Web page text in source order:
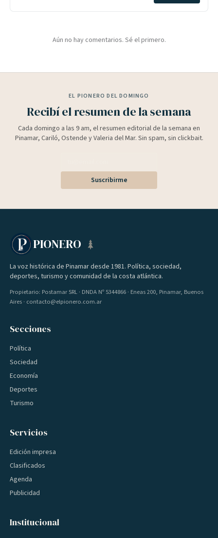
Aún no hay comentarios. Sé el primero.
EL PIONERO DEL DOMINGO
Recibí el resumen de la semana
Cada domingo a las 9 am, el resumen editorial de la semana en
Pinamar, Cariló, Ostende y Valeria del Mar. Sin spam, sin clickbait.
Suscribirme
PIONERO
La voz histórica de Pinamar desde 1981. Política, sociedad,
deportes, turismo y comunidad de la costa atlántica.
Propietario: Postamar SRL · DNDA Nº 5344866 · Eneas 200, Pinamar, Buenos
Aires · contacto@elpionero.com.ar
Secciones
Política
Sociedad
Economía
Deportes
Turismo
Servicios
Edición impresa
Clasificados
Agenda
Publicidad
Institucional